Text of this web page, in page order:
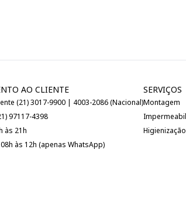
AO CLIENTE
(21) 3017-9900 | 4003-2086 (Nacional)
97117-4398
às 21h
às 12h (apenas WhatsApp)
SERVIÇOS
Montagem
Higienização